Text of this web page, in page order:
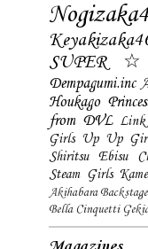
Dempagumi.inc
Houkago
from DVL Link
Girls Up Up
Shiritsu Ebisu
Steam Girls
Akihabara Backstage
Bella Cinquetti